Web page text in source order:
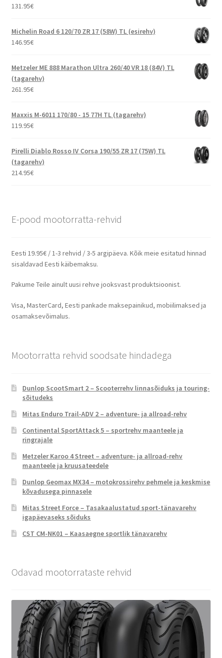
131.95€
Michelin Road 6 120/70 ZR 17 (58W) TL (esirehv)
146.95€
Metzeler ME 888 Marathon Ultra 260/40 VR 18 (84V) TL
(tagarehv)
261.95€
Maxxis M-6011 170/80 - 15 77H TL (tagarehv)
119.95€
Pirelli Diablo Rosso IV Corsa 190/55 ZR 17 (75W) TL
(tagarehv)
214.95€
E-pood mootorratta-rehvid
Eesti 19.95€ / 1-3 rehvid / 3-5 argipäeva. Kõik meie esitatud hinnad
sisaldavad Eesti käibemaksu.
Pakume Teile ainult uusi rehve jooksvast produktsioonist.
Visa, MasterCard, Eesti pankade maksepainikud, mobiilimaksed ja
osamaksevõimalus.
Mootorratta rehvid soodsate hindadega
Dunlop ScootSmart 2 – Scooterrehv linnasõiduks ja touring-
sõitudeks
Mitas Enduro Trail-ADV 2 – adventure- ja allroad-rehv
Continental SportAttack 5 – sportrehv maanteele ja
ringrajale
Metzeler Karoo 4 Street – adventure- ja allroad-rehv
maanteele ja kruusateedele
Dunlop Geomax MX34 – motokrossirehv pehmele ja keskmise
kõvadusega pinnasele
Mitas Street Force – Tasakaalustatud sport-tänavarehv
igapäevaseks sõiduks
CST CM-NK01 – Kaasaegne sportlik tänavarehv
Odavad mootorrataste rehvid